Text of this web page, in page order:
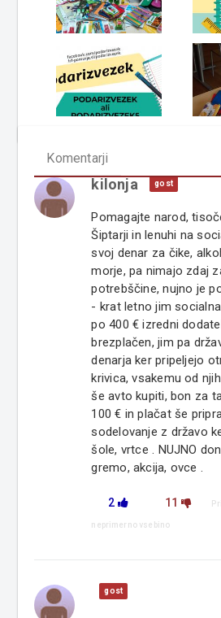
Komentarji
kilonja gost
Pomagajte narod,
Šiptarji in lenuhi na
svoj denar za čike,
morje, pa nimajo zdaj
potrebščine, nujno je
- krat letno jim
po 400 € izredni
brezplačen, jim pa
denarja ker pripeljejo
krivica, vsakemu od
še avto kupiti, bon za
100 € in plačat še
sodelovanje z državo
šole, vrtce . NUJNO
gremo, akcija, ovce .
2 11
neprimerno vsebino
gost